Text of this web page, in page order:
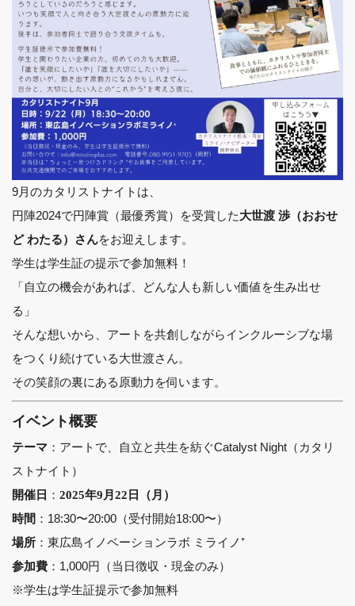
9月のカタリストナイトは、
円陣2024で円陣賞（最優秀賞）を受賞した大世渡 渉（おおせ
ど わたる）さんをお迎えします。
学生は学生証の提示で参加無料！
「自立の機会があれば、どんな人も新しい価値を生み出せ
る」
そんな想いから、アートを共創しながらインクルーシブな場
をつくり続けている大世渡さん。
その笑顔の裏にある原動力を伺います。
イベント概要
テーマ ：アートで、自立と共生を紡ぐCatalyst Night（カタリ
ストナイト）
開催日 ： 2025年9月22日（月）
時間 ：18:30〜20:00（受付開始18:00〜）
場所 ：東広島イノベーションラボ ミライノ⁺
参加費 ：1,000円（当日徴収・現金のみ）
※学生は学生証提示で参加無料